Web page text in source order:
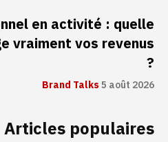
en activité : quelle
vraiment vos revenus
?
Brand Talks5 août 2026
Articles populaires